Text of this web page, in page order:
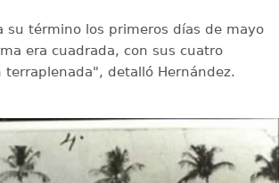
su término los primeros días de mayo
era cuadrada, con sus cuatro
terraplenada", detalló Hernández.